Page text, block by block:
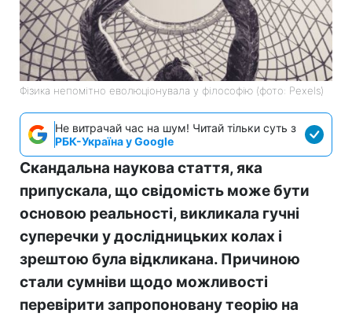
Фізика непомітно еволюціонувала у філософію (фото: Pexels)
Не витрачай час на шум! Читай тільки суть з
РБК-Україна у Google
Скандальна наукова стаття, яка
припускала, що свідомість може бути
основою реальності, викликала гучні
суперечки у дослідницьких колах і
зрештою була відкликана. Причиною
стали сумніви щодо можливості
перевірити запропоновану теорію на